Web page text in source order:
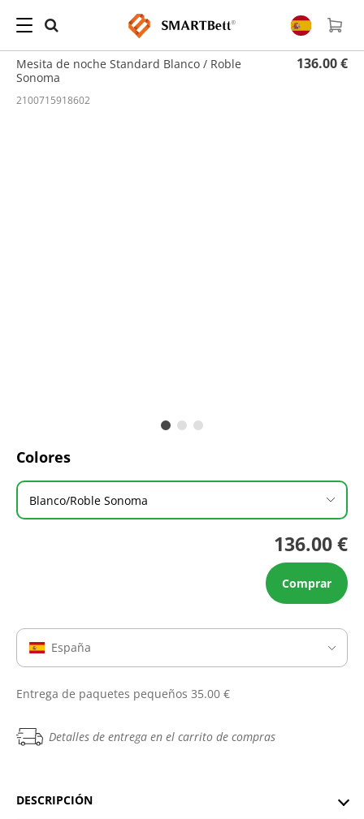
Hogar Mesita de noche / Mesita de noche Standard Blanco / Roble Sonoma
Mesita de noche Standard Blanco / Roble
Sonoma
136.00 €
2100715918602
136.00 €
Comprar
Colores
Blanco/Roble Sonoma
España
Entrega de paquetes pequeños 35.00 €
Detalles de entrega en el carrito de compras
DESCRIPCIÓN